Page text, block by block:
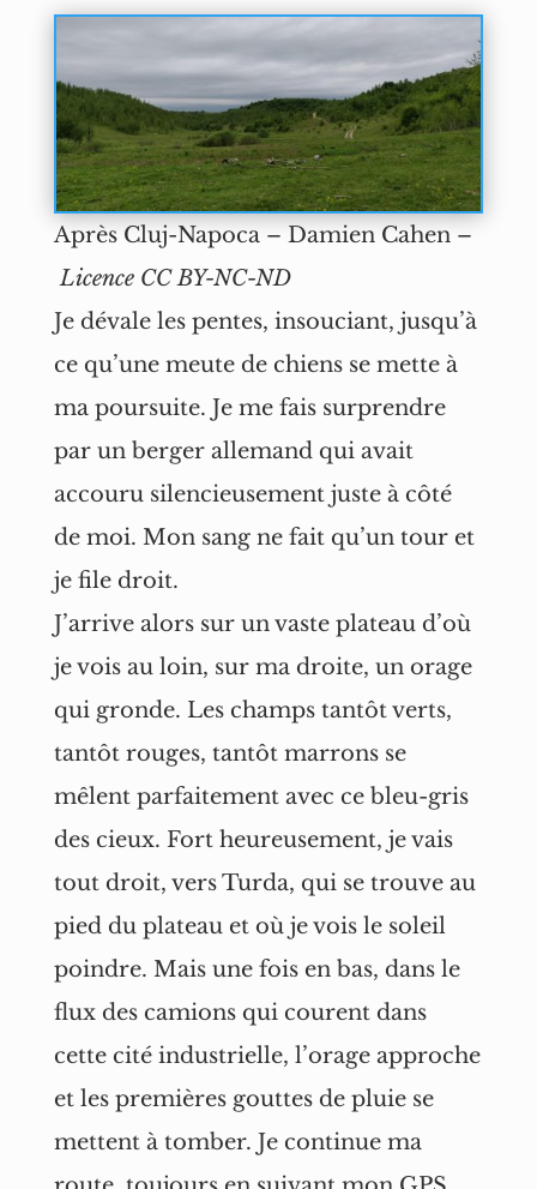
Après Cluj-Napoca – Damien Cahen –
Licence CC BY-NC-ND
Je dévale les pentes, insouciant, jusqu’à
ce qu’une meute de chiens se mette à
ma poursuite. Je me fais surprendre
par un berger allemand qui avait
accouru silencieusement juste à côté
de moi. Mon sang ne fait qu’un tour et
je file droit.
J’arrive alors sur un vaste plateau d’où
je vois au loin, sur ma droite, un orage
qui gronde. Les champs tantôt verts,
tantôt rouges, tantôt marrons se
mêlent parfaitement avec ce bleu-gris
des cieux. Fort heureusement, je vais
tout droit, vers Turda, qui se trouve au
pied du plateau et où je vois le soleil
poindre. Mais une fois en bas, dans le
flux des camions qui courent dans
cette cité industrielle, l’orage approche
et les premières gouttes de pluie se
mettent à tomber. Je continue ma